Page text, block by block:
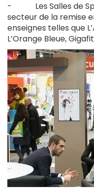
- Les Salles de
secteur de la remise
enseignes telles que
L’Orange Bleue,